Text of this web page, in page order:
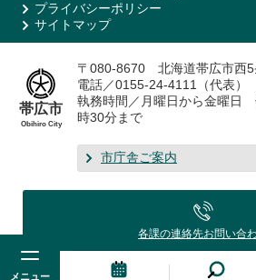
メニュー
プライバシーポリシー
サイトマップ
帯広市
Obihiro City
〒080-8670 北海道帯広市西5
電話／0155-24-4111（代表）
執務時間／月曜日から金曜日
時30分まで
市庁舎ご案内
各課の連絡先お問い合